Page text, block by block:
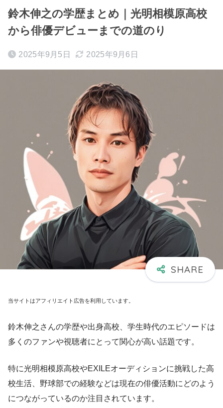
鈴木伸之の学歴まとめ｜光明相模原高校
から俳優デビューまでの道のり
2025年9月5日 2025年9月6日
当サイトはアフィリエイト広告を利用しています。
鈴木伸之さんの学歴や出身高校、学生時代のエピソードは
多くのファンや視聴者にとって関心が高い話題です。
特に光明相模原高校やEXILEオーディションに挑戦した高
校生活、野球部での経験などは現在の俳優活動にどのよう
につながっているのか注目されています。